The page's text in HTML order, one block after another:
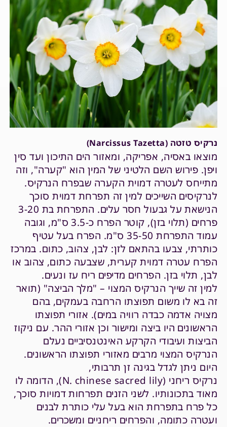
נרקיס טזטה (Narcissus Tazetta)
מוצאו באסיה, אפריקה, ומאזור הים התיכון ועד סין
ויפן. פירוש השם הלטיני של המין הוא "קערה", וזה
מתייחס לעטרה דמוית הקערה שבפרח הנרקיס.
לנרקיסים השייכים למין זה תפרחת דמוית סוכך
הנישאת על גבעול חסר עלים. התפרחת בת 3-20
פרחים (תלוי בזן), קוטר הפרח כ-3.5 ס"מ, וגובה
עמוד התפרחת 35-50 ס"מ. הפרח בעל עטיף
כותרתי, צבעו בהתאם לזן: לבן, צהוב, כתום. במרכז
הפרח עטרה דמוית קערית, שצבעה כתום, צהוב או
לבן, תלוי בזן. הפרחים מדיפים ריח עז ונעים.
למין זה שייך הנרקיס המצוי – "מלך הביצה" (תואר
זה בא לו משום תפוצתו הרחבה בעמקים, בהם
מצויה אדמה כבדה רוויה במים). אזורי תפוצתו
הראשונים היו ביצה ומישור וכן אזורי ההר. עם ניקוז
הביצות ועיבודי הקרקע האינטנסיביים נעלם
הנרקיס המצוי מרבים מאזורי תפוצתו הראשונים.
היום ניתן לגדל בגינה זן תרבותי,
נרקיס ריחני (N. chinese sacred lily), הדומה לו
מאוד בתכונותיו. לשני הזנים תפרחות דמויות סוכך,
כל פרח בתפרחת הוא בעל עלי כותרת לבנים
ועטרה כתומה, והפרחים ריחניים ומשכרים.